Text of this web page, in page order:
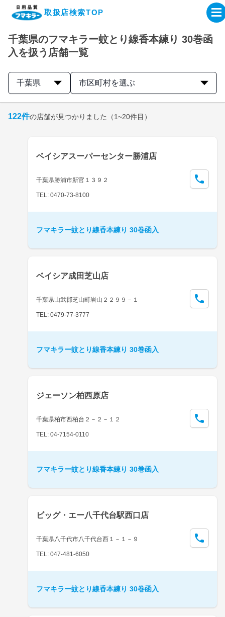
取扱店検索TOP
企業・IR情報サイト
製品情報サイト
取扱店検索はこちら
千葉県のフマキラー蚊とり線香本練り 30巻函
入を扱う店舗一覧
千葉県 市区町村を選ぶ
122件の店舗が見つかりました （1~20件目）
ベイシアスーパーセンター勝浦店
千葉県勝浦市新官１３９２
TEL: 0470-73-8100
フマキラー蚊とり線香本練り 30巻函入
ベイシア成田芝山店
千葉県山武郡芝山町岩山２２９９－１
TEL: 0479-77-3777
フマキラー蚊とり線香本練り 30巻函入
ジェーソン柏西原店
千葉県柏市西柏台２－２－１２
TEL: 04-7154-0110
フマキラー蚊とり線香本練り 30巻函入
ビッグ・エー八千代台駅西口店
千葉県八千代市八千代台西１－１－９
TEL: 047-481-6050
フマキラー蚊とり線香本練り 30巻函入